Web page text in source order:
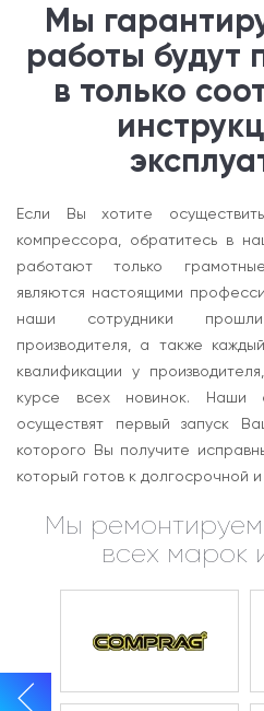
Мы
работы будут
в только
Если Вы хотите
компрессора, обратитесь в
работают только
являются настоящими
наши сотрудники
производителя, а также
квалификации у
курсе всех новинок. Наши
осуществят первый запуск
которого Вы получите
который готов к долгосрочной
Мы
всех марок